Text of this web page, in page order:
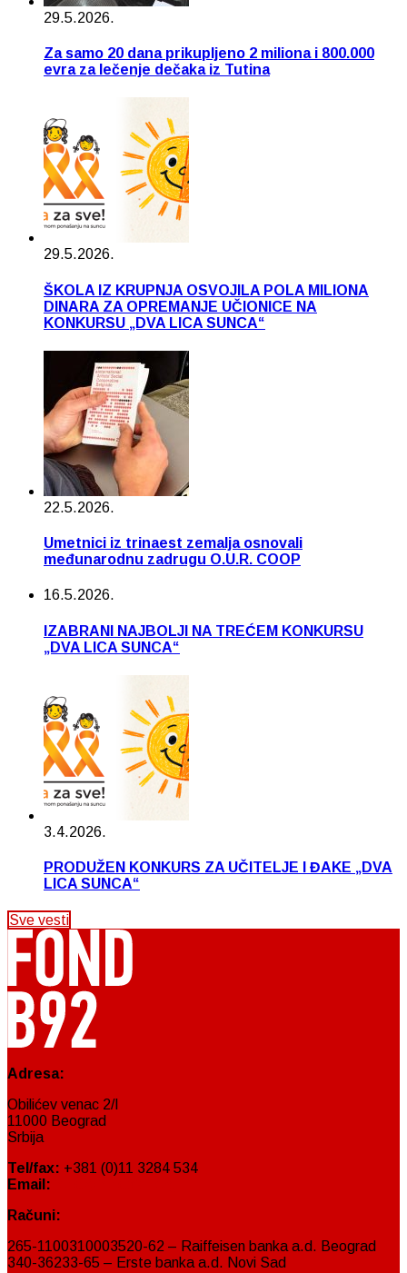
29.5.2026.
Za samo 20 dana prikupljeno 2 miliona i 800.000
evra za lečenje dečaka iz Tutina
29.5.2026.
ŠKOLA IZ KRUPNJA OSVOJILA POLA MILIONA
DINARA ZA OPREMANJE UČIONICE NA
KONKURSU „DVA LICA SUNCA“
22.5.2026.
Umetnici iz trinaest zemalja osnovali
međunarodnu zadrugu O.U.R. COOP
16.5.2026.
IZABRANI NAJBOLJI NA TREĆEM KONKURSU
„DVA LICA SUNCA“
3.4.2026.
PRODUŽEN KONKURS ZA UČITELJE I ĐAKE „DVA
LICA SUNCA“
Sve vesti
Adresa:
Obilićev venac 2/I
11000 Beograd
Srbija
Tel/fax: +381 (0)11 3284 534
Email:
Računi:
265-1100310003520-62 – Raiffeisen banka a.d. Beograd
340-36233-65 – Erste banka a.d. Novi Sad